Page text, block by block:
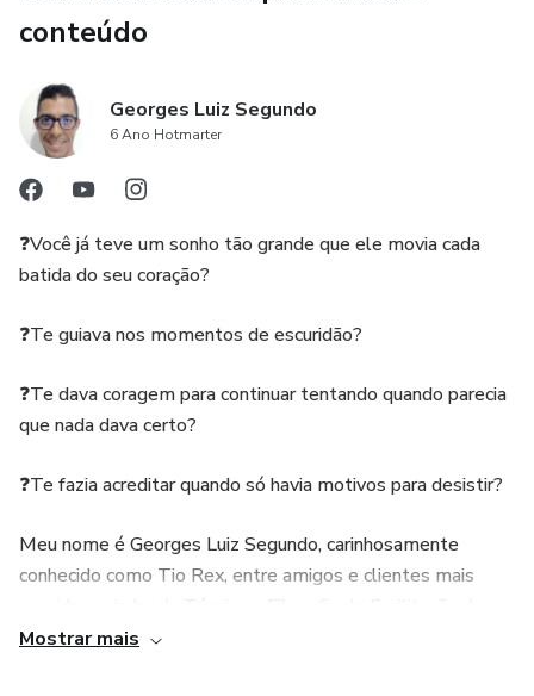
conteúdo
Georges Luiz Segundo
6 Ano Hotmarter
❓Você já teve um sonho tão grande que ele movia cada
batida do seu coração?
❓Te guiava nos momentos de escuridão?
❓Te dava coragem para continuar tentando quando parecia
que nada dava certo?
❓Te fazia acreditar quando só havia motivos para desistir?
Meu nome é Georges Luiz Segundo, carinhosamente
conhecido como Tio Rex, entre amigos e clientes mais
Ser Fractal-Holográfico e da Astrologia Holoterapêutica,
Mostrar mais